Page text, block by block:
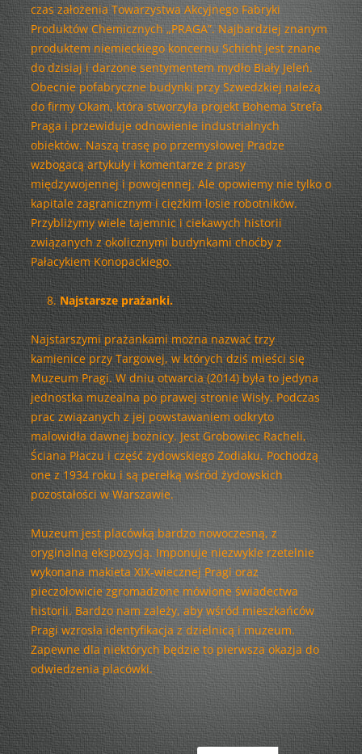
czas założenia Towarzystwa Akcyjnego Fabryki
Produktów Chemicznych „PRAGA”. Najbardziej znanym
produktem niemieckiego koncernu Schicht jest znane
do dzisiaj i darzone sentymentem mydło Biały Jeleń.
Obecnie pofabryczne budynki przy Szwedzkiej należą
do firmy Okam, która stworzyła projekt Bohema Strefa
Praga i przewiduje odnowienie industrialnych
obiektów. Naszą trasę po przemysłowej Pradze
wzbogacą artykuły i komentarze z prasy
międzywojennej i powojennej. Ale opowiemy nie tylko o
kapitale zagranicznym i ciężkim losie robotników.
Przybliżymy wiele tajemnic i ciekawych historii
związanych z okolicznymi budynkami choćby z
Pałacykiem Konopackiego.
Najstarsze prażanki.
Najstarszymi prażankami można nazwać trzy
kamienice przy Targowej, w których dziś mieści się
Muzeum Pragi. W dniu otwarcia (2014) była to jedyna
jednostka muzealna po prawej stronie Wisły. Podczas
prac związanych z jej powstawaniem odkryto
malowidła dawnej bożnicy. Jest Grobowiec Racheli,
Ściana Płaczu i część żydowskiego Zodiaku. Pochodzą
one z 1934 roku i są perełką wśród żydowskich
pozostałości w Warszawie.
Muzeum jest placówką bardzo nowoczesną, z
oryginalną ekspozycją. Imponuje niezwykle rzetelnie
wykonana makieta XIX-wiecznej Pragi oraz
pieczołowicie zgromadzone mówione świadectwa
historii. Bardzo nam zależy, aby wśród mieszkańców
Pragi wzrosła identyfikacja z dzielnicą i muzeum.
Zapewne dla niektórych będzie to pierwsza okazja do
odwiedzenia placówki.